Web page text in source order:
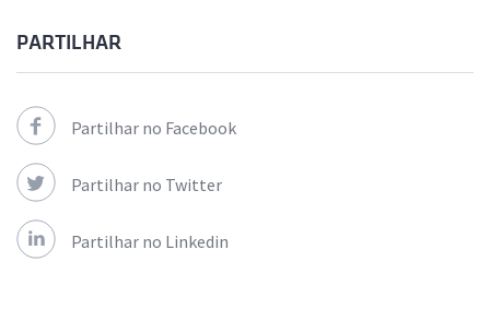
PARTILHAR
Partilhar no Facebook
Partilhar no Twitter
Partilhar no Linkedin